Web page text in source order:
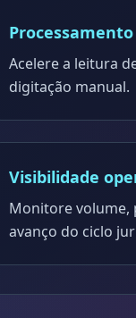
Processamento
Acelere a leitura
digitação manual.
Visibilidade
Monitore volume,
avanço do ciclo